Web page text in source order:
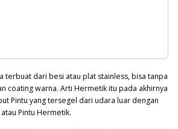
terbuat dari besi atau plat stainless, bisa tanpa
coating warna. Arti Hermetik itu pada akhirnya
Pintu yang tersegel dari udara luar dengan
Pintu Hermetik.